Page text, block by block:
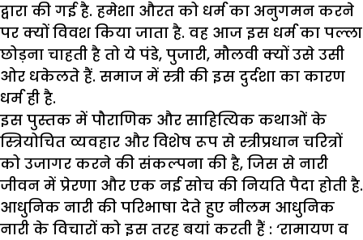
द्वारा की गई है. हमेशा औरत को धर्म का अनुगमन करने
पर क्यों विवश किया जाता है. वह आज इस धर्म का पल्ला
छोड़ना चाहती है तो ये पंडे, पुजारी, मौलवी क्यों उसे उसी
ओर धकेलते हैं. समाज में स्त्री की इस दुर्दशा का कारण
धर्म ही है.
इस पुस्तक में पौराणिक और साहित्यिक कथाओं के
स्त्रियोचित व्यवहार और विशेष रूप से स्त्रीप्रधान चरित्रों
को उजागर करने की संकल्पना की है, जिस से नारी
जीवन में प्रेरणा और एक नई सोच की नियति पैदा होती है.
आधुनिक नारी की परिभाषा देते हुए नीलम आधुनिक
नारी के विचारों को इस तरह बयां करती हैं : ‘रामायण व